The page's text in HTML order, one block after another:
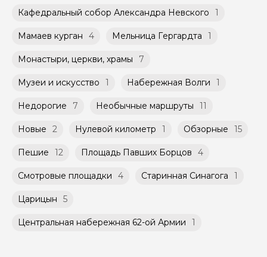
Кафедральный собор Александра Невского 1
Мамаев курган 4 Мельница Гергардта 1
Монастыри, церкви, храмы 7
Музеи и искусство 1 Набережная Волги 1
Недорогие 7 Необычные маршруты 11
Новые 2 Нулевой километр 1 Обзорные 15
Пешие 12 Площадь Павших Борцов 4
Смотровые площадки 4 Старинная Синагога 1
Царицын 5
Центральная набережная 62-ой Армии 1